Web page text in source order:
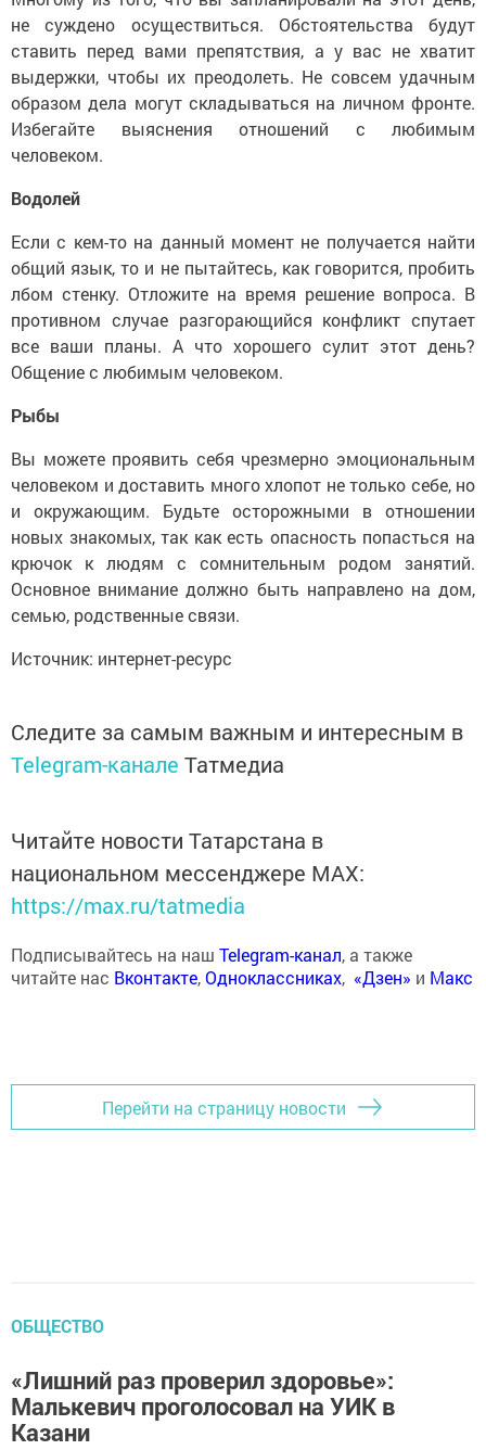
не суждено осуществиться. Обстоятельства будут
ставить перед вами препятствия, а у вас не хватит
выдержки, чтобы их преодолеть. Не совсем удачным
образом дела могут складываться на личном фронте.
Избегайте выяснения отношений с любимым
человеком.
Водолей
Если с кем-то на данный момент не получается найти
общий язык, то и не пытайтесь, как говорится, пробить
лбом стенку. Отложите на время решение вопроса. В
противном случае разгорающийся конфликт спутает
все ваши планы. А что хорошего сулит этот день?
Общение с любимым человеком.
Рыбы
Вы можете проявить себя чрезмерно эмоциональным
человеком и доставить много хлопот не только себе, но
и окружающим. Будьте осторожными в отношении
новых знакомых, так как есть опасность попасться на
крючок к людям с сомнительным родом занятий.
Основное внимание должно быть направлено на дом,
семью, родственные связи.
Источник: интернет-ресурс
Следите за самым важным и интересным в
Telegram-канале Татмедиа
Читайте новости Татарстана в
национальном мессенджере MАХ:
https://max.ru/tatmedia
Подписывайтесь на наш Telegram-канал, а также
читайте нас Вконтакте,Одноклассниках, «Дзен» и Макс
Перейти на страницу новости
ОБЩЕСТВО
«Лишний раз проверил здоровье»:
Малькевич проголосовал на УИК в
Казани